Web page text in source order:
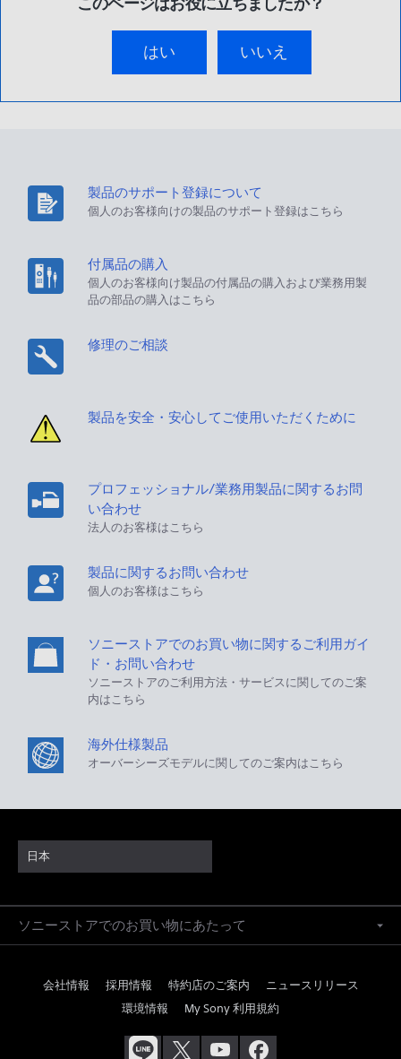
はい いいえ
製品のサポート登録について
個人のお客様向けの製品のサポート登録はこちら
付属品の購入
個人のお客様向け製品の付属品の購入および業務用製
品の部品の購入はこちら
修理のご相談
製品を安全・安心してご使用いただくために
プロフェッショナル/業務用製品に関するお問
い合わせ
法人のお客様はこちら
製品に関するお問い合わせ
個人のお客様はこちら
ソニーストアでのお買い物に関するご利用ガイ
ド・お問い合わせ
ソニーストアのご利用方法・サービスに関してのご案
内はこちら
海外仕様製品
オーバーシーズモデルに関してのご案内はこちら
日本
ソニーストアでのお買い物にあたって
会社情報 採用情報 特約店のご案内
ニュースリリース
環境情報
My Sony 利用規約